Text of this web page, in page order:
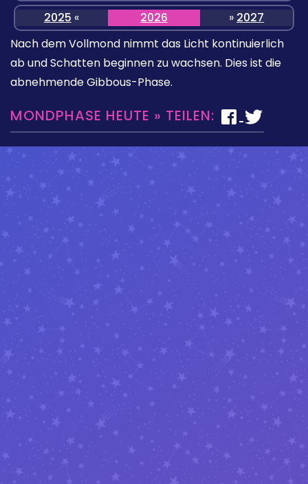
2025 « 2026 » 2027
Nach dem Vollmond nimmt das Licht kontinuierlich
ab und Schatten beginnen zu wachsen. Dies ist die
abnehmende Gibbous-Phase.
MONDPHASE HEUTE » TEILEN: